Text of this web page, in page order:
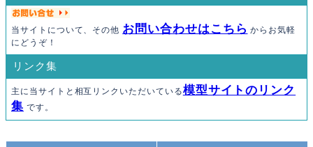
当サイトについて、その他 お問い合わせはこちら からお気軽
にどうぞ！
リンク集
主に当サイトと相互リンクいただいている模型サイトのリンク
集 です。